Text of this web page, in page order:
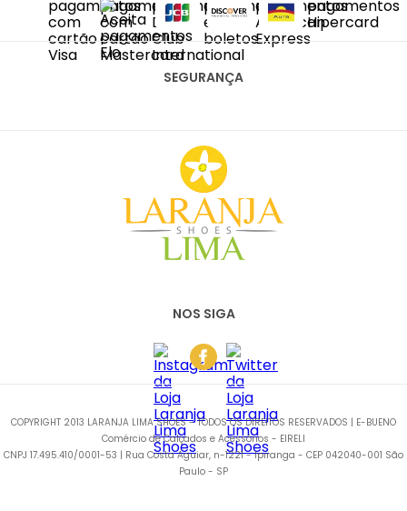
TROCAS E DEVOLUÇÕES
DIAS ÚTEIS DAS 10H ÀS 18H
SAC@LARANJALIMASHOES.COM.BR
(11) 2067-8100
SEGURANÇA
NOS SIGA
COPYRIGHT 2013 LARANJA LIMA SHOES - TODOS OS DIREITOS RESERVADOS | E-BUENO
Comércio de Calçados e Acessórios - EIRELI
CNPJ 17.495.410/0001-53 | Rua Costa Aguiar, n-1221 - Ipiranga - CEP 042040-001 São
Paulo - SP